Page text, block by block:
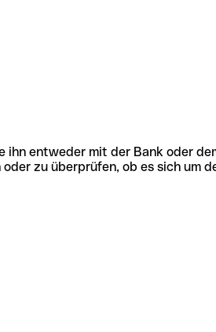
ihn entweder mit der Bank oder
zu überprüfen, ob es sich um